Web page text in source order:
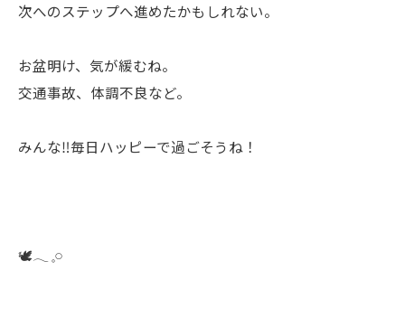
次へのステップへ進めたかもしれない。
お盆明け、気が緩むね。
交通事故、体調不良など。
みんな‼️毎日ハッピーで過ごそうね！
🕊️𓂃 𓈒𓏸